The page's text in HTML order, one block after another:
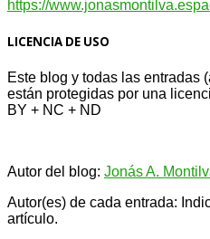
https://
LICENCIA DE USO
Este blog y todas las entradas
están protegidas por una
BY + NC + ND
Autor del blog: Jonás A.
Autor(es) de cada entrada:
artículo.